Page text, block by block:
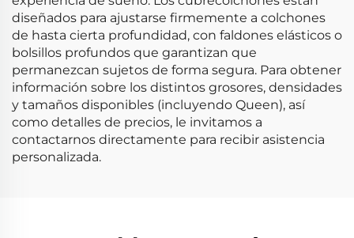
diseñados para ajustarse firmemente a colchones
de hasta cierta profundidad, con faldones elásticos o
bolsillos profundos que garantizan que
permanezcan sujetos de forma segura. Para obtener
información sobre los distintos grosores, densidades
y tamaños disponibles (incluyendo Queen), así
como detalles de precios, le invitamos a
contactarnos directamente para recibir asistencia
personalizada.